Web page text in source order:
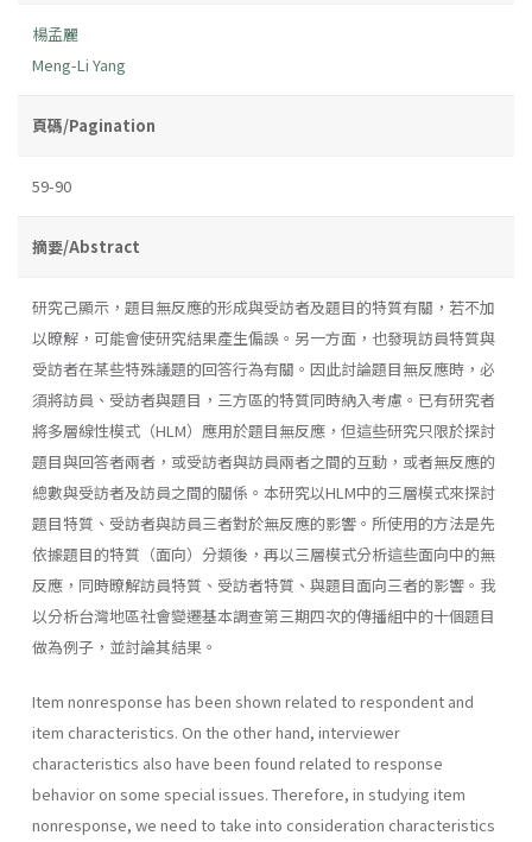
楊孟麗
Meng-Li Yang
頁碼/Pagination
59-90
摘要/Abstract
研究己顯示，題目無反應的形成與受訪者及題目的特質有關，若不加
以暸解，可能會使研究結果產生偏誤。另一方面，也發現訪員特質與
受訪者在某些特殊議題的回答行為有關。因此討論題目無反應時，必
須將訪員、受訪者與題目，三方區的特質同時納入考慮。已有研究者
將多層線性模式（HLM）應用於題目無反應，但這些研究只限於探討
題目與回答者兩者，或受訪者與訪員兩者之間的互動，或者無反應的
總數與受訪者及訪員之間的關係。本研究以HLM中的三層模式來探討
題目特質、受訪者與訪員三者對於無反應的影響。所使用的方法是先
依據題目的特質（面向）分類後，再以三層模式分析這些面向中的無
反應，同時暸解訪員特質、受訪者特質、與題目面向三者的影響。我
以分析台灣地區社會變遷基本調查第三期四次的傳播組中的十個題目
做為例子，並討論其結果。
Item nonresponse has been shown related to respondent and
item characteristics. On the other hand, interviewer
characteristics also have been found related to response
behavior on some special issues. Therefore, in studying item
nonresponse, we need to take into consideration characteristics